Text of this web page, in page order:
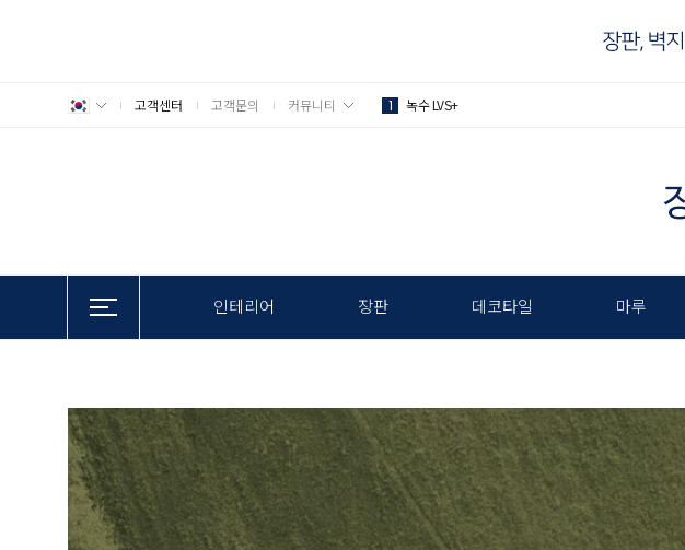
고객센터 고객문의 커뮤니티 1 녹수 LVS+
인테리어 장판 데코타일 마루